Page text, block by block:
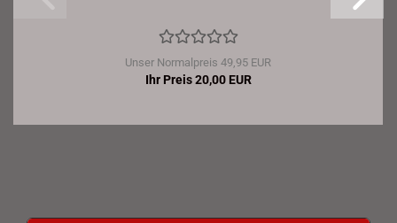
Unser Normalpreis 49,95 EUR
Ihr Preis 20,00 EUR